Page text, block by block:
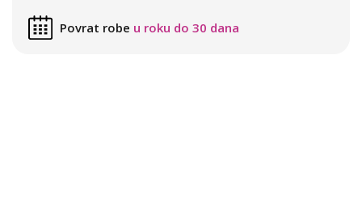
Povrat robe u roku do 30 dana